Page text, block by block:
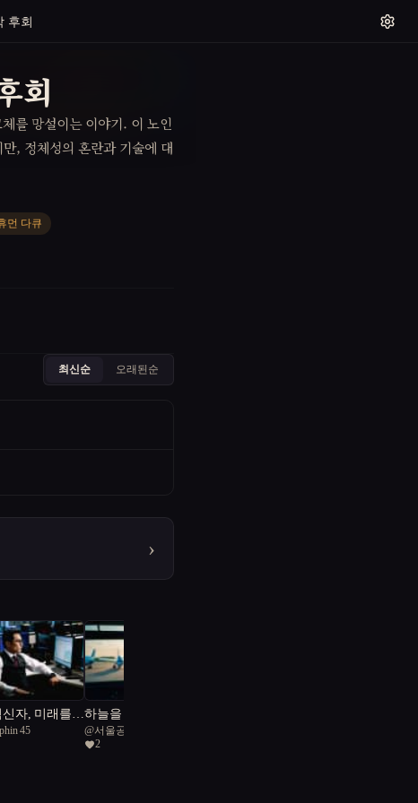
후회
회
를 망설이는 이야기. 이 노인
, 정체성의 혼란과 기술에 대
먼 다큐
최신순 오래된순
›
자, 미래를
45
하늘을 빌려준 하루
@서울공화국일급시민
2